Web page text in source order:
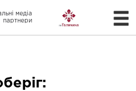
медіа
партнери